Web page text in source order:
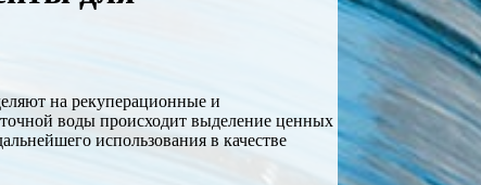
на рекуперационные и
воды происходит выделение ценных
использования в качестве